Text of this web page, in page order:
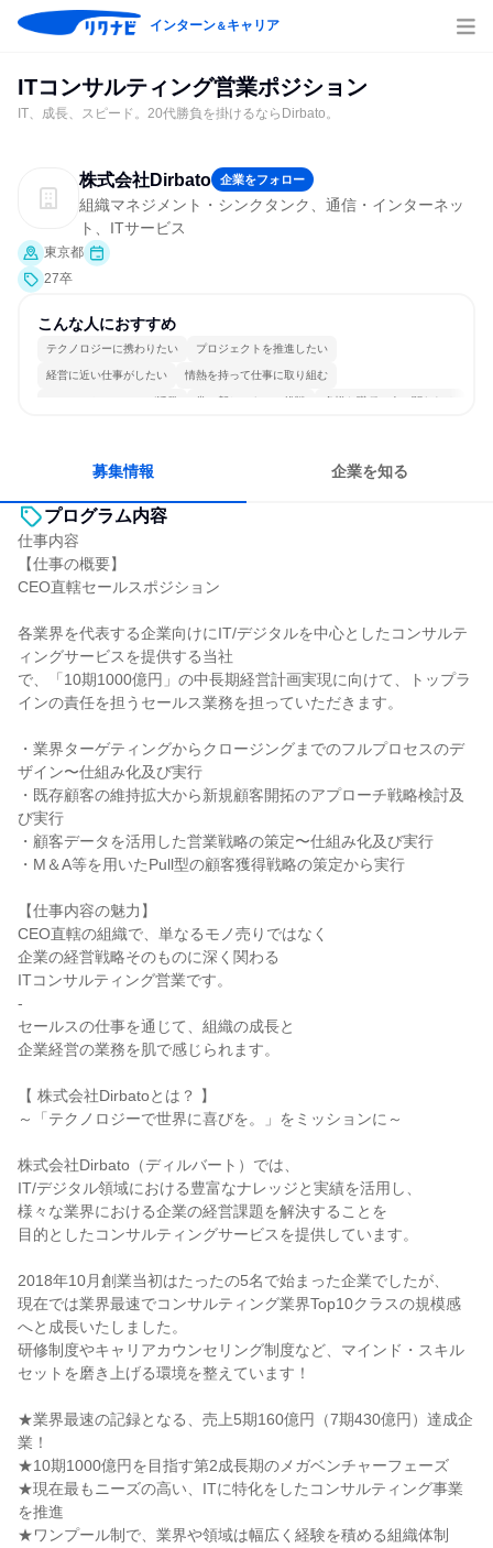
インターン＆キャリア
ITコンサルティング営業ポジション
IT、成長、スピード。20代勝負を掛けるならDirbato。
株式会社Dirbato 企業をフォロー
組織マネジメント・シンクタンク、通信・インターネッ
ト、ITサービス
東京都
27卒
こんな人におすすめ
テクノロジーに携わりたい プロジェクトを推進したい
経営に近い仕事がしたい 情熱を持って仕事に取り組む
コミュニケーションが活発 常に新しいものに挑戦 多様な職種の人と関われる
募集情報 企業を知る
プログラム内容
仕事内容
【仕事の概要】
CEO直轄セールスポジション
各業界を代表する企業向けにIT/デジタルを中心としたコンサルテ
ィングサービスを提供する当社
で、「10期1000億円」の中長期経営計画実現に向けて、トップラ
インの責任を担うセールス業務を担っていただきます。
・業界ターゲティングからクロージングまでのフルプロセスのデ
ザイン〜仕組み化及び実行
・既存顧客の維持拡大から新規顧客開拓のアプローチ戦略検討及
び実行
・顧客データを活用した営業戦略の策定〜仕組み化及び実行
・M＆A等を用いたPull型の顧客獲得戦略の策定から実行
【仕事内容の魅力】
CEO直轄の組織で、単なるモノ売りではなく
企業の経営戦略そのものに深く関わる
ITコンサルティング営業です。
-
セールスの仕事を通じて、組織の成長と
企業経営の業務を肌で感じられます。
【 株式会社Dirbatoとは？ 】
～「テクノロジーで世界に喜びを。」をミッションに～
株式会社Dirbato（ディルバート）では、
IT/デジタル領域における豊富なナレッジと実績を活用し、
様々な業界における企業の経営課題を解決することを
目的としたコンサルティングサービスを提供しています。
2018年10月創業当初はたったの5名で始まった企業でしたが、
現在では業界最速でコンサルティング業界Top10クラスの規模感
へと成長いたしました。
研修制度やキャリアカウンセリング制度など、マインド・スキル
セットを磨き上げる環境を整えています！
★業界最速の記録となる、売上5期160億円（7期430億円）達成企
業！
★10期1000億円を目指す第2成長期のメガベンチャーフェーズ
★現在最もニーズの高い、ITに特化をしたコンサルティング事業
を推進
★ワンプール制で、業界や領域は幅広く経験を積める組織体制